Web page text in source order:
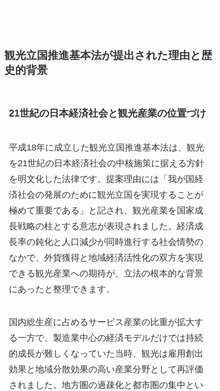
観光立国推進基本法が提出された理由と歴
史的背景
21世紀の日本経済社会と観光産業の位置づけ
平成18年に成立した観光立国推進基本法は、観光
を21世紀の日本経済社会の中核施策に据える方針
を明文化した法律です。提案理由には「我が国経
済社会の発展のために観光立国を実現することが
極めて重要である」と記され、観光産業を国家成
長戦略の柱とする意志が表現されました。経済成
長率の鈍化と人口減少が同時進行する社会情勢の
なかで、外貨獲得と地域経済活性化の双方を実現
できる観光産業への期待が、立法の根本的な背景
にあったと整理できます。
国内総生産に占めるサービス産業の比重が拡大す
る一方で、製造業中心の経済モデルだけでは持続
的成長が難しくなっていた当時、観光は雇用創出
効果と地域分散効果の高い産業分野として再評価
されました。地方圏の過疎化と都市圏の集中とい